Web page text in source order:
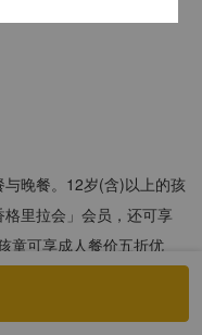
晚餐。12岁(含)以上的孩
里拉会」会员，还可享
童可享成人餐价五折优